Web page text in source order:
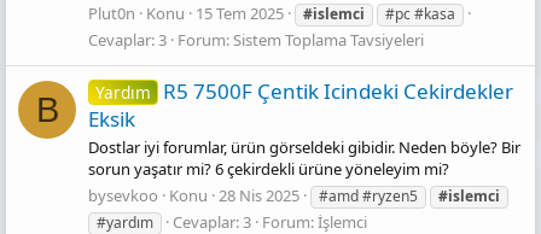
Plut0n
Konu 15 Tem 2025 #islemci #pc #kasa
Cevaplar: 3 Forum:Sistem Toplama Tavsiyeleri
B Yardım
R5 7500F Çentik Icindeki Cekirdekler
Eksik
Dostlar iyi forumlar, ürün görseldeki gibidir. Neden böyle? Bir
sorun yaşatır mi? 6 çekirdekli ürüne yöneleyim mi?
bysevkoo
Konu 28 Nis 2025 #amd #ryzen5
#islemci
#yardım
Cevaplar: 3 Forum:İşlemci